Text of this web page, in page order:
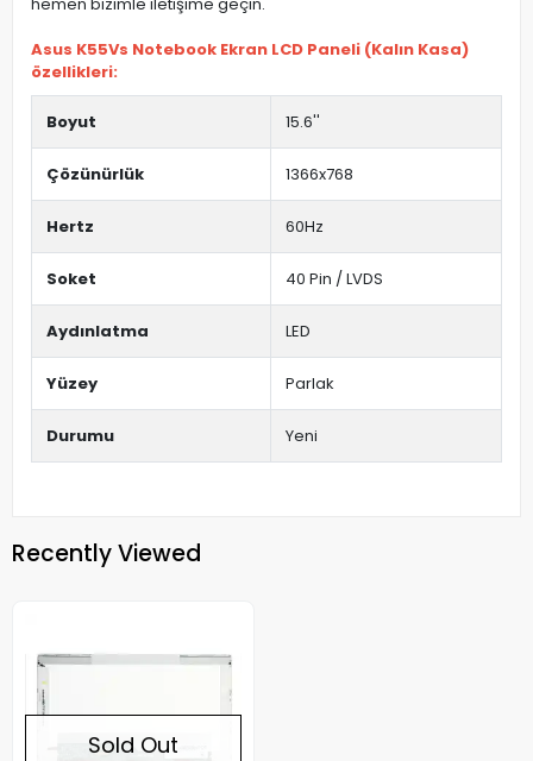
Asus K55Vs Notebook Ekran LCD Paneli (Kalın Kasa)
özellikleri:
Boyut 15.6''
Çözünürlük 1366x768
Hertz 60Hz
Soket 40 Pin / LVDS
Aydınlatma LED
Yüzey Parlak
Durumu Yeni
Recently Viewed
Sold Out